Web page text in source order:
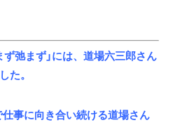
ず弛まず」には、道場六三郎さん
た。
事に向き合い続ける道場さん